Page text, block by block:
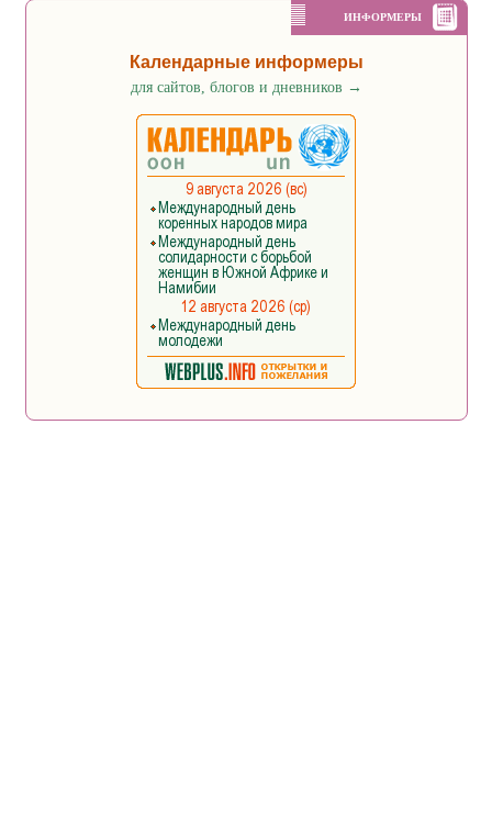
ИНФОРМЕРЫ
Календарные информеры
для сайтов, блогов и дневников →